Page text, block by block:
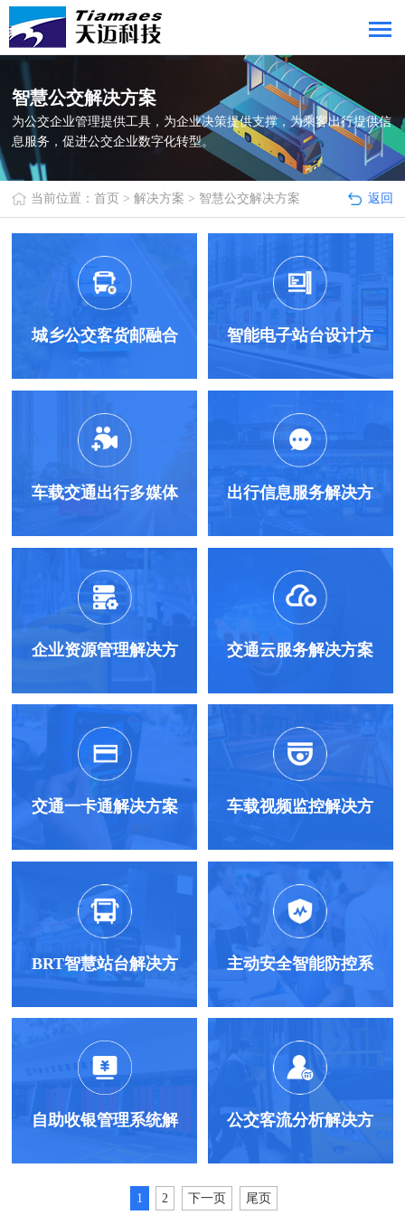
智慧公交解决方案
为公交企业管理提供工具，为企业决策提供支撑，为乘客出行提供信
息服务，促进公交企业数字化转型。
返回
当前位置：首页 >解决方案 > 智慧公交解决方案
城乡公交客货邮融合
智能电子站台设计方
案
车载交通出行多媒体
出行信息服务解决方
企业资源管理解决方
交通云服务解决方案
交通一卡通解决方案
车载视频监控解决方
BRT智慧站台解决方
主动安全智能防控系
自助收银管理系统解
公交客流分析解决方
1 2 下一页 尾页